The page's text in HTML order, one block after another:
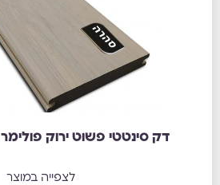
דק סינטטי פשוט ירוק פולימר PE צבע סהרה
לצפייה במוצר